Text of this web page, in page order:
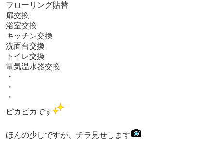
フローリング貼替
扉交換
浴室交換
キッチン交換
洗面台交換
トイレ交換
電気温水器交換
・
・
・
ピカピカです
ほんの少しですが、チラ見せします